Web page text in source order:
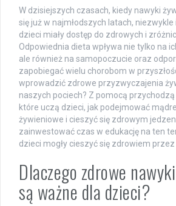
W dzisiejszych czasach, kiedy nawyki
się już w najmłodszych latach,
dzieci miały dostęp do zdrowych i
Odpowiednia dieta wpływa nie tylko na
ale również na samopoczucie oraz
zapobiegać wielu chorobom w
wprowadzić zdrowe przyzwyczajenia
naszych pociech? Z pomocą
które uczą dzieci, jak podejmować
żywieniowe i cieszyć się zdrowym
zainwestować czas w edukację na ten
dzieci mogły cieszyć się zdrowiem przez
Dlaczego zdrowe
są ważne dla dzieci?